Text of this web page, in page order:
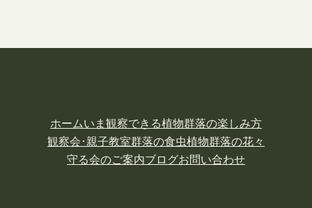
ホームいま観察できる植物群落の楽しみ方
観察会･親子教室群落の食虫植物群落の花々
守る会のご案内ブログお問い合わせ